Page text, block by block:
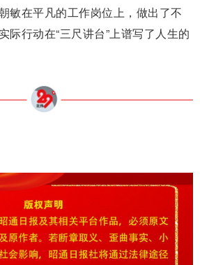
敏在平凡的工作岗位上，做出了不
际行动在“三尺讲台”上谱写了人生的